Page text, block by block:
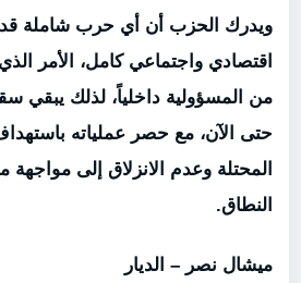
ويدرك الحزب أن أي حرب شاملة قد
اقتصادي واجتماعي كامل، الأمر
من المسؤولية داخلياً، لذلك يبقي
حتى الآن، مع حصر عملياته باستهداف
المحتلة وعدم الانزلاق إلى
النطاق.
ميشال نصر – الديار